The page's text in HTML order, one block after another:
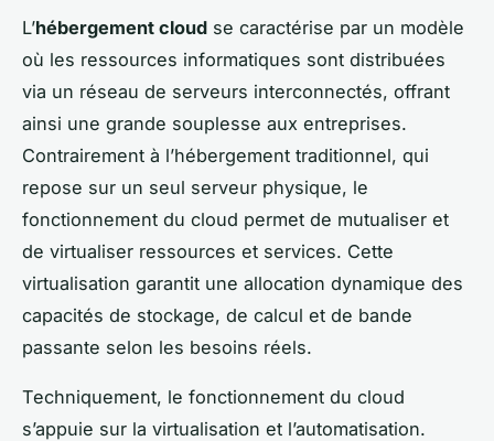
L’hébergement cloud se caractérise par un modèle
où les ressources informatiques sont distribuées
via un réseau de serveurs interconnectés, offrant
ainsi une grande souplesse aux entreprises.
Contrairement à l’hébergement traditionnel, qui
repose sur un seul serveur physique, le
fonctionnement du cloud permet de mutualiser et
de virtualiser ressources et services. Cette
virtualisation garantit une allocation dynamique des
capacités de stockage, de calcul et de bande
passante selon les besoins réels.
Techniquement, le fonctionnement du cloud
s’appuie sur la virtualisation et l’automatisation.